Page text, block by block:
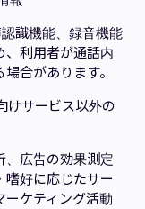
識機能、録音機能
、利用者が通話内
合があります。
けサービス以外の
、広告の効果測定
好に応じたサー
ーケティング活動